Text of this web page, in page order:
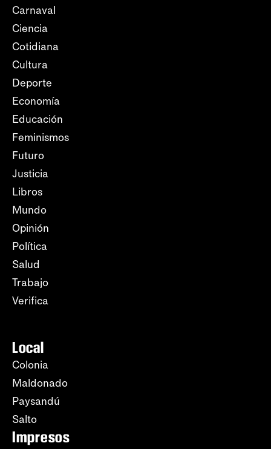
Carnaval
Ciencia
Cotidiana
Cultura
Deporte
Economía
Educación
Feminismos
Futuro
Justicia
Libros
Mundo
Opinión
Política
Salud
Trabajo
Verifica
Local
Colonia
Maldonado
Paysandú
Salto
Impresos